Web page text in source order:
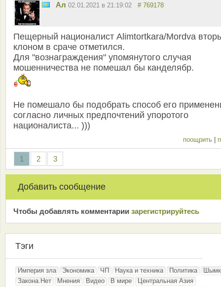
Ал 02.01.2021 в 21:19:02 # 769178
Пещерный националист Alimtortkara/Mordva
клоном в сраче отметился.
Для "вознаграждения" упомянутого случая
мошенничества не помешал бы канделябр.
Не помешало бы подобрать способ его
согласно личных предпочтений упоротого
националиста... )))
поощрить
1 2 3
Добавить сообщение
Чтобы добавлять комментарии зарeгиcтрирyйтeсь
Тэги
Империя зла Экономика ЧП Наука и техника Политика
Закона.Нет
Мнения Видео В мире
Центральная Азия